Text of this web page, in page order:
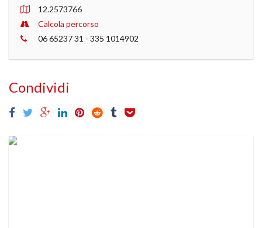
12.2573766
Calcola percorso
‭06 65237 31‬ - ‭335 1014902‬
Condividi